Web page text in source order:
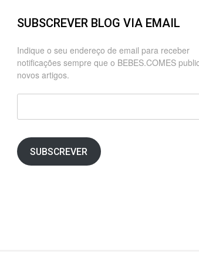
SUBSCREVER BLOG VIA EMAIL
Indique o seu endereço de email para receber
notificações sempre que o BEBES.COMES
novos artigos.
SUBSCREVER